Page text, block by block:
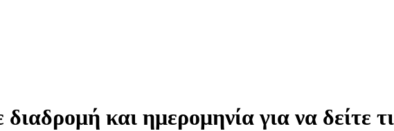
διαδρομή και ημερομηνία για να δείτε